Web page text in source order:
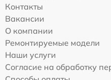
Контакты
Вакансии
О компании
Ремонтируемые модели
Наши услуги
Согласие на обработку